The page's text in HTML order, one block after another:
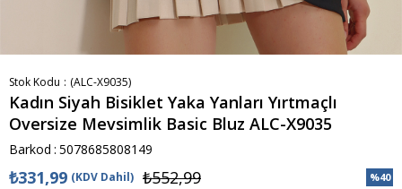
Stok Kodu (ALC-X9035)
Kadın Siyah Bisiklet Yaka Yanları Yırtmaçlı
Oversize Mevsimlik Basic Bluz ALC-X9035
Barkod : 5078685808149
%40
₺552,99
₺331,99 (KDV Dahil)